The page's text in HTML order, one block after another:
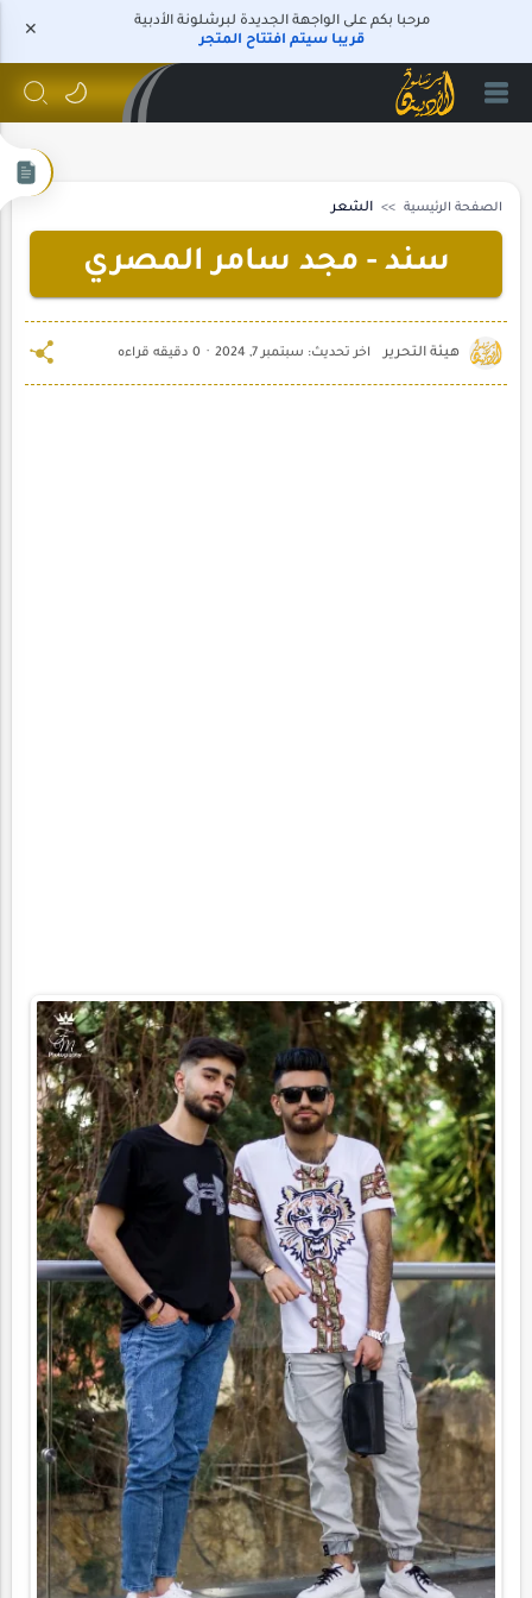
مرحبا بكم على الواجهة الجديدة لبرشلونة الأدبية
قريبا سيتم افتتاح المتجر
الصفحة الرئيسية الشعر
سند - مجد سامر المصري
0 دقيقه قراءه